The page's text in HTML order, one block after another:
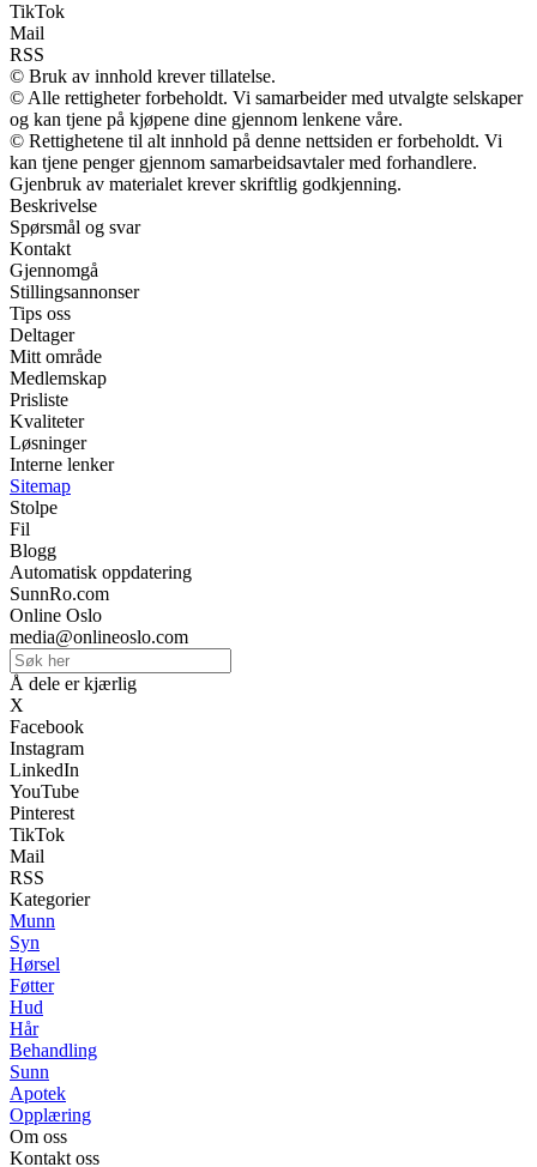
TikTok
Mail
RSS
© Bruk av innhold krever tillatelse.
© Alle rettigheter forbeholdt. Vi samarbeider med utvalgte selskaper
og kan tjene på kjøpene dine gjennom lenkene våre.
© Rettighetene til alt innhold på denne nettsiden er forbeholdt. Vi
kan tjene penger gjennom samarbeidsavtaler med forhandlere.
Gjenbruk av materialet krever skriftlig godkjenning.
Beskrivelse
Spørsmål og svar
Kontakt
Gjennomgå
Stillingsannonser
Tips oss
Deltager
Mitt område
Medlemskap
Prisliste
Kvaliteter
Løsninger
Interne lenker
Sitemap
Stolpe
Fil
Blogg
Automatisk oppdatering
SunnRo.com
Online Oslo
media@onlineoslo.com
Å dele er kjærlig
X
Facebook
Instagram
LinkedIn
YouTube
Pinterest
TikTok
Mail
RSS
Kategorier
Munn
Syn
Hørsel
Føtter
Hud
Hår
Behandling
Sunn
Apotek
Opplæring
Om oss
Kontakt oss